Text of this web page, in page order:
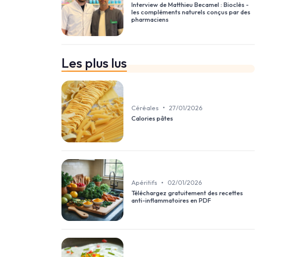
Interview de Matthieu Becamel : Bioclès -
les compléments naturels conçus par des
pharmaciens
Les plus lus
Céréales • 27/01/2026
Calories pâtes
Apéritifs •
02/01/2026
Téléchargez gratuitement des recettes
anti-inflammatoires en PDF